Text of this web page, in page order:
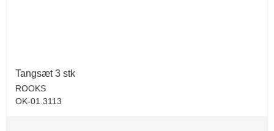
Tangsæt 3 stk
ROOKS
OK-01.3113